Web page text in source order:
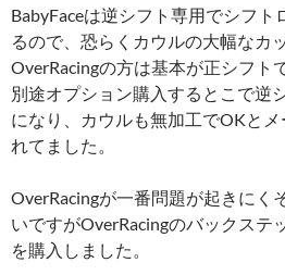
BabyFaceは逆シフト専用でシフ
るので、恐らくカウルの大幅なカ
OverRacingの方は基本が正シフト
別途オプション購入するとこで逆
になり、カウルも無加工でOKと
れてました。
OverRacingが一番問題が起きにく
いですがOverRacingのバックステ
を購入しました。